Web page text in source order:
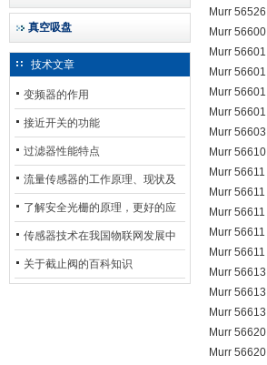
真空吸盘
技术文章
变频器的作用
接近开关的功能
过滤器性能特点
流量传感器的工作原理、现状及
其发展前景
了解安全光栅的原理，更好的应
用安全光栅
传感器技术在我国物联网发展中
的地位*
关于截止阀的百科知识
Murr 56526
Murr 56600
Murr 56601
Murr 56601
Murr 56601
Murr 56601
Murr 56603
Murr 56610
Murr 56611
Murr 56611
Murr 56611
Murr 56611
Murr 56611
Murr 56613
Murr 56613
Murr 56613
Murr 56620
Murr 56620